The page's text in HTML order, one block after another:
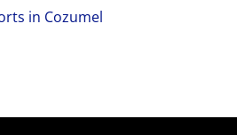
in Cozumel